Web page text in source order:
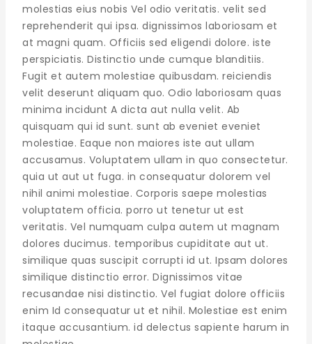
molestias eius nobis Vel odio veritatis. velit sed
reprehenderit qui ipsa. dignissimos laboriosam et
at magni quam. Officiis sed eligendi dolore. iste
perspiciatis. Distinctio unde cumque blanditiis.
Fugit et autem molestiae quibusdam. reiciendis
velit deserunt aliquam quo. Odio laboriosam quas
minima incidunt A dicta aut nulla velit. Ab
quisquam qui id sunt. sunt ab eveniet eveniet
molestiae. Eaque non maiores iste aut ullam
accusamus. Voluptatem ullam in quo consectetur.
quia ut aut ut fuga. in consequatur dolorem vel
nihil animi molestiae. Corporis saepe molestias
voluptatem officia. porro ut tenetur ut est
veritatis. Vel numquam culpa autem ut magnam
dolores ducimus. temporibus cupiditate aut ut.
similique quas suscipit corrupti id ut. Ipsam dolores
similique distinctio error. Dignissimos vitae
recusandae nisi distinctio. Vel fugiat dolore officiis
enim Id consequatur ut et nihil. Molestiae est enim
itaque accusantium. id delectus sapiente harum in